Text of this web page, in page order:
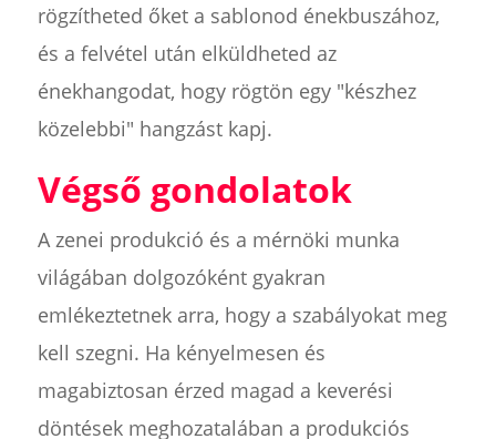
rögzítheted őket a sablonod énekbuszához,
és a felvétel után elküldheted az
énekhangodat, hogy rögtön egy "készhez
közelebbi" hangzást kapj.
Végső gondolatok
A zenei produkció és a mérnöki munka
világában dolgozóként gyakran
emlékeztetnek arra, hogy a szabályokat meg
kell szegni. Ha kényelmesen és
magabiztosan érzed magad a keverési
döntések meghozatalában a produkciós